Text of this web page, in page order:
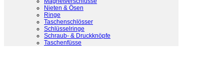
Nieten & Ösen
Ringe
Taschenschlösser
Schlüsselringe
Schraub- & Druckknöpfe
Taschenfüsse